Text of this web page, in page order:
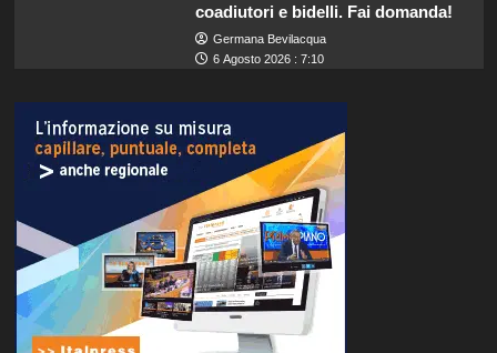
coadiutori e bidelli. Fai domanda!
Germana Bevilacqua
6 Agosto 2026 : 7:10